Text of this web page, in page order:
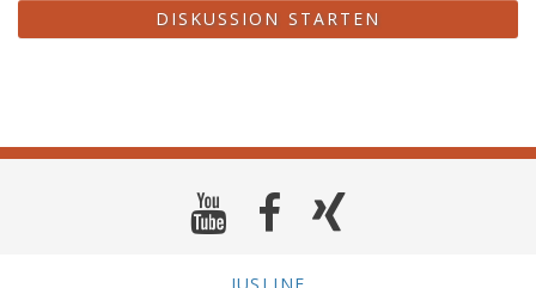
DISKUSSION STARTEN